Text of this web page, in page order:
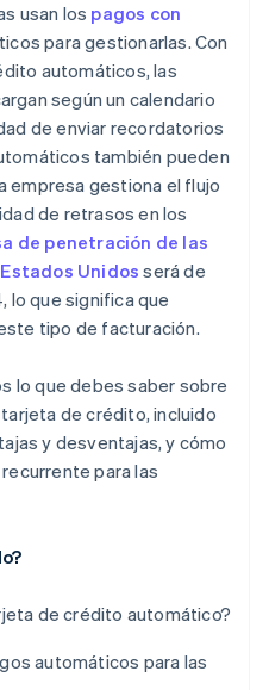
periódicas
la normativa
usan los pagos con
para gestionarlas. Con
automáticos, las
según un calendario
de enviar recordatorios
también pueden
empresa gestiona el flujo
de retrasos en los
de penetración de las
Unidosserá de
lo que significa que
tipo de facturación.
lo que debes saber sobre
de crédito, incluido
y desventajas, y cómo
para las
de crédito automático?
automáticos para las